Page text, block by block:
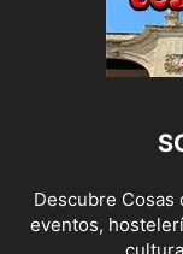
Descubre
eventos,